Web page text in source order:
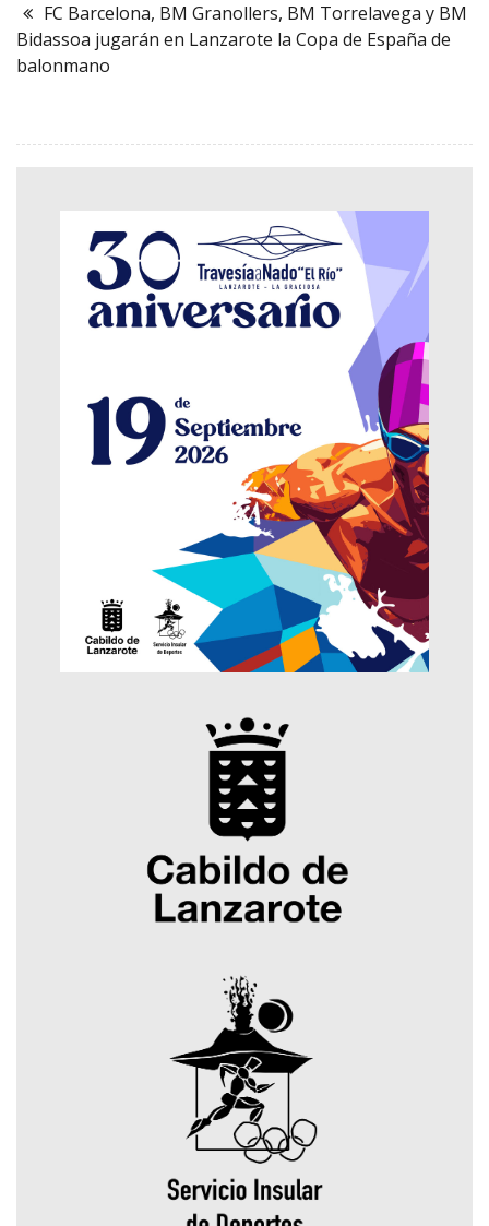
FC Barcelona, BM Granollers, BM Torrelavega y BM
Bidassoa jugarán en Lanzarote la Copa de España de
balonmano